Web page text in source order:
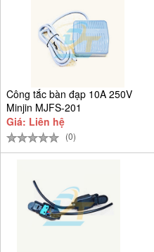
Công tắc bàn đạp 10A 250V
Minjin MJFS-201
Giá: Liên hệ
(0)